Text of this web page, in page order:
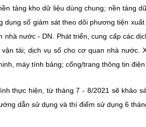
tảng kho dữ liệu dùng chung; nền tảng
dụng số giám sát theo dõi phương tiện
nhà nước - DN. Phát triển, cung cấp các
vận tải; dịch vụ số cho cơ quan nhà nước.
máy tính bảng; cổng/trang thông tin
thực hiện, từ tháng 7 - 8/2021 sẽ khảo
dẫn sử dụng và thí điểm sử dụng 6